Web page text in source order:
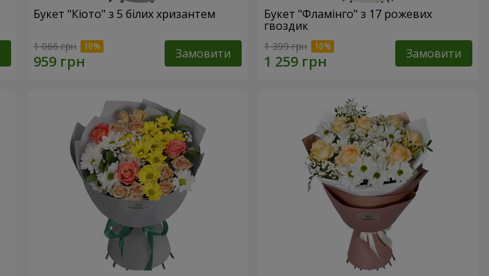
Букет "Кіото" з 5 білих хризантем
1 066 грн Замовити
Букет "Фламінго" з 17 рожевих
гвоздик
1 399 грн Замовити